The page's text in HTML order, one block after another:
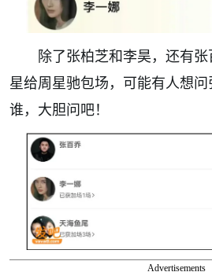
除了张柏芝和李昊，还有
星给周星驰包场，可能有人想
谁，大胆问吧！
Advertisements